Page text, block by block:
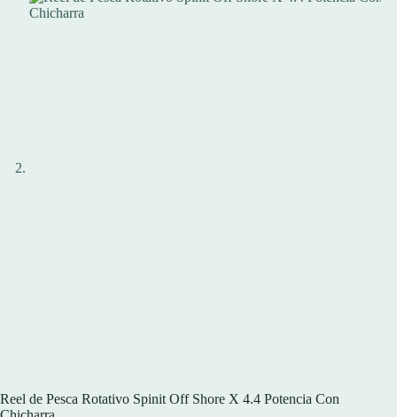
Reel de Pesca Rotativo Spinit Off Shore X 4.4 Potencia Con